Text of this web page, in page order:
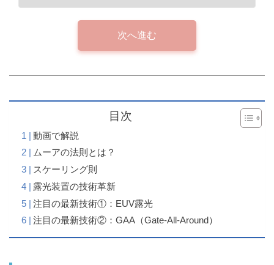
次へ進む
目次
動画で解説
ムーアの法則とは？
スケーリング則
露光装置の技術革新
注目の最新技術①：EUV露光
注目の最新技術②：GAA（Gate-All-Around）